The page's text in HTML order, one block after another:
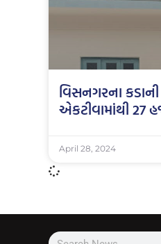
વિસનગરના
એકટીવામાંથી 27
April 28, 2024